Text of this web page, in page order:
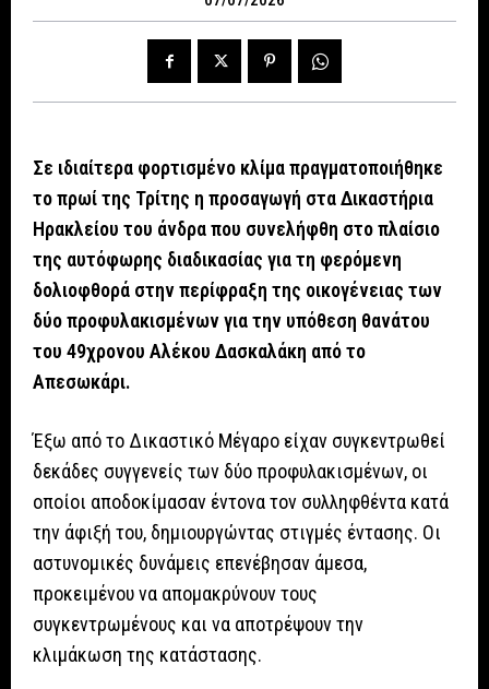
Σε ιδιαίτερα φορτισμένο κλίμα πραγματοποιήθηκε
το πρωί της Τρίτης η προσαγωγή στα Δικαστήρια
Ηρακλείου του άνδρα που συνελήφθη στο πλαίσιο
της αυτόφωρης διαδικασίας για τη φερόμενη
δολιοφθορά στην περίφραξη της οικογένειας των
δύο προφυλακισμένων για την υπόθεση θανάτου
του 49χρονου Αλέκου Δασκαλάκη από το
Απεσωκάρι.
Έξω από το Δικαστικό Μέγαρο είχαν συγκεντρωθεί
δεκάδες συγγενείς των δύο προφυλακισμένων, οι
οποίοι αποδοκίμασαν έντονα τον συλληφθέντα κατά
την άφιξή του, δημιουργώντας στιγμές έντασης. Οι
αστυνομικές δυνάμεις επενέβησαν άμεσα,
προκειμένου να απομακρύνουν τους
συγκεντρωμένους και να αποτρέψουν την
κλιμάκωση της κατάστασης.